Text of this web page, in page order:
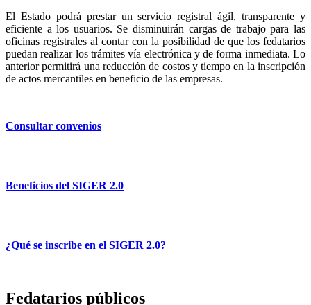
El Estado podrá prestar un servicio registral ágil, transparente y
eficiente a los usuarios. Se disminuirán cargas de trabajo para las
oficinas registrales al contar con la posibilidad de que los fedatarios
puedan realizar los trámites vía electrónica y de forma inmediata. Lo
anterior permitirá una reducción de costos y tiempo en la inscripción
de actos mercantiles en beneficio de las empresas.
Consultar convenios
Beneficios del SIGER 2.0
¿Qué se inscribe en el SIGER 2.0?
Fedatarios públicos